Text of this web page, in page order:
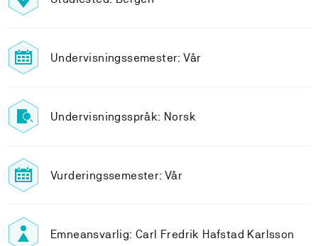
Undervisningssemester: Vår
Undervisningsspråk: Norsk
Vurderingssemester: Vår
Emneansvarlig: Carl Fredrik Hafstad Karlsson